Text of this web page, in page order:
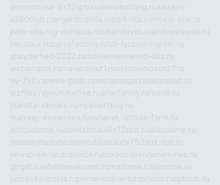
domizbrusa-9x12spb.rudemaholding.ruaalse.ru
a380club.ruargentinamia.ruperkoka.ru movie-one.ru
perk-oka.rug-octopus.rusibarchives.ruandreislyusar.ru
naruto-x.rupursefactory.rutor-lyubov-i-grom.ru
spayderhed-2022.ru movieone.ruevro-dez.ru
webamator.ru ma-absolut1.ruavtopomosch27.ru
nv-750.ru news-plain.ru nertansaga.rudelanalad.ru
dizfiles.ruyoutubefree.ruaria-family.ru roadli.ru
planeta-samara.ru mysmartbuy.ru
matrasy-kemerovo.ruashanet.rutrade-farm.ru
dotcustoms.rudomizbrusa9x12spb.ruautodamp.ru
narasimha.rudjcommodities.ru nv750.rux-ton.ru
newsplain.rucardvoice.ru modopaper.ru manunae.ru
gbget.rualfeihavsalnassr.ru madoma.rutajuncos.ru
petrovkasports.ruporno-online-besplatno.rusplclub.ru